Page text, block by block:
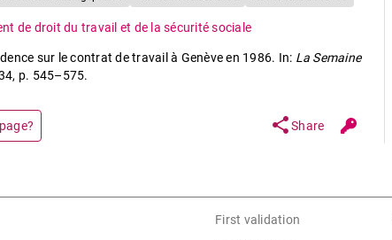
de droit du travail et de la sécurité sociale
sur le contrat de travail à Genève en 1986. In: La Semaine
p. 545–575.
shareShare
First validation